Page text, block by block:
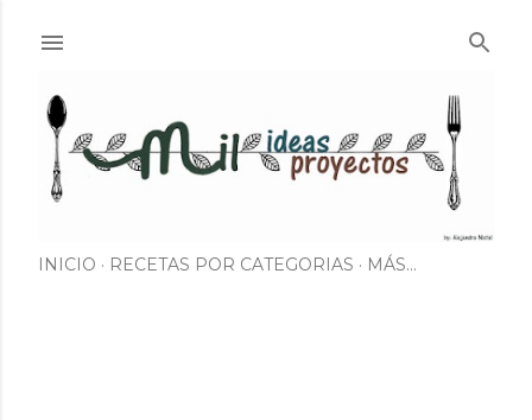
INICIO RECETAS POR CATEGORIAS MÁS…